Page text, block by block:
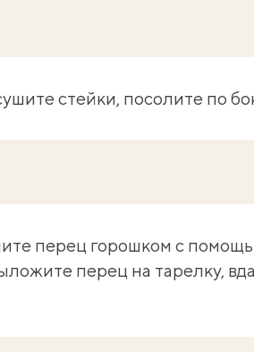
стейки, посолите по
перец горошком с
перец на тарелку,